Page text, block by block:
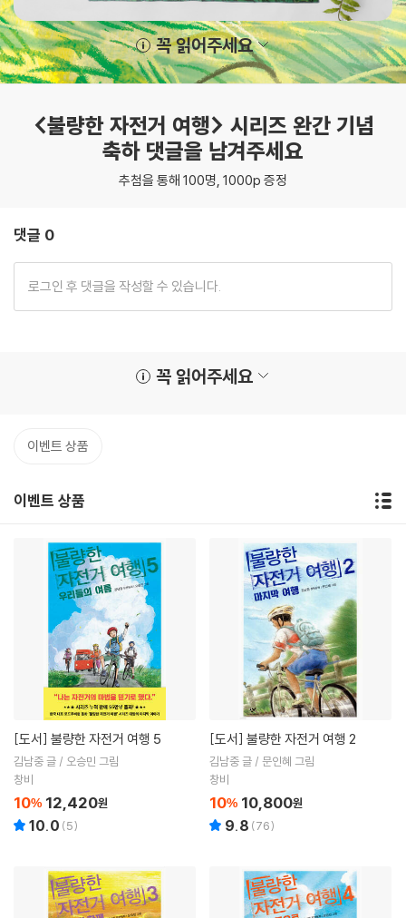
꼭 읽어주세요
<불량한 자전거 여행> 시리즈 완간 기념
축하 댓글을 남겨주세요
추첨을 통해 100명, 1000p 증정
댓글 0
꼭 읽어주세요
이벤트 상품
이벤트 상품
[도서] 불량한 자전거 여행 5
김남중 글 / 오승민 그림
창비
10% 12,420원
10.0 (5)
[도서] 불량한 자전거 여행 2
김남중 글 / 문인혜 그림
창비
10% 10,800원
9.8 (76)